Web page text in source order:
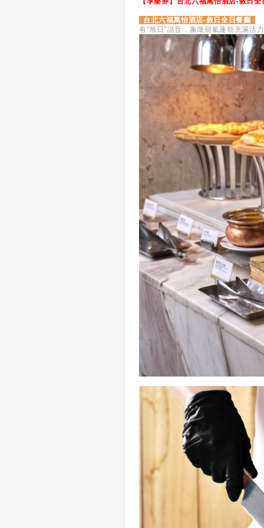
台北六福萬怡酒店-敘日全日餐廳
有“旭日”諧音，象徵朝氣蓬勃充滿活